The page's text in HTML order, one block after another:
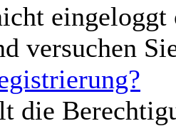
versuchen
die